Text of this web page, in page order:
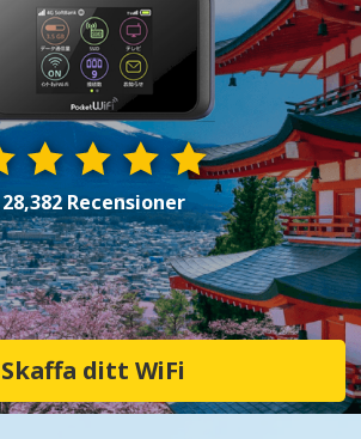
28,382 Recensioner
Skaffa ditt WiFi